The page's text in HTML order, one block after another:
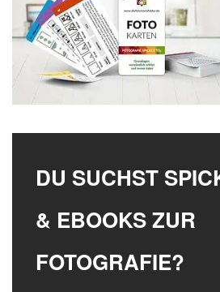
DU SUCHST
& EBOOKS ZUR
FOTOGRAFIE?